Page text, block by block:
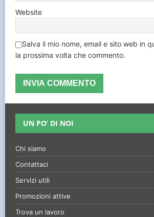
Website
Salva il mio nome, email e sito web in
la prossima volta che commento.
UN PO’ DI NOI
Chi siamo
Contattaci
Servizi utili
Promozioni attive
Trova un lavoro